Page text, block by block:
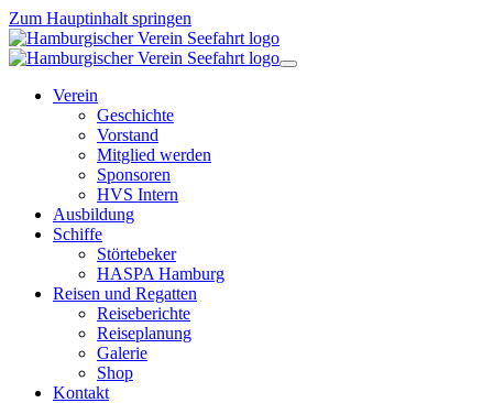
Zum Hauptinhalt springen
Verein
Geschichte
Vorstand
Mitglied werden
Sponsoren
HVS Intern
Ausbildung
Schiffe
Störtebeker
HASPA Hamburg
Reisen und Regatten
Reiseberichte
Reiseplanung
Galerie
Shop
Kontakt